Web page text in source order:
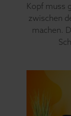
Kopf muss
zwischen
machen.